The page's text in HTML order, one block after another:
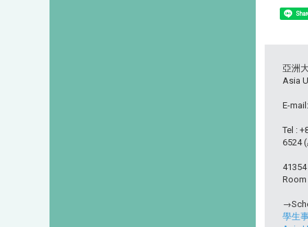
亞洲
Asia
E-
Tel :
6524
Room
學生